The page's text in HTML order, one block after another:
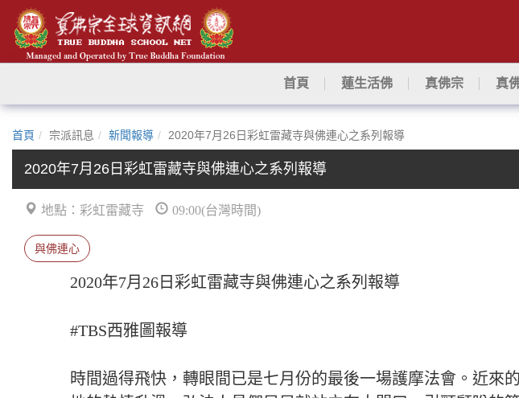
首頁 蓮生活佛 真佛宗 真
首頁 宗派訊息 新聞報導 2020年7月26日彩虹雷藏寺與佛連心之系列報導
2020年7月26日彩虹雷藏寺與佛連心之系列報導
地點：彩虹雷藏寺 09:00(台灣時間)
與佛連心
2020年7月26日彩虹雷藏寺與佛連心之系列報導
#TBS西雅圖報導
時間過得飛快，轉眼間已是七月份的最後一場護摩法會。近來